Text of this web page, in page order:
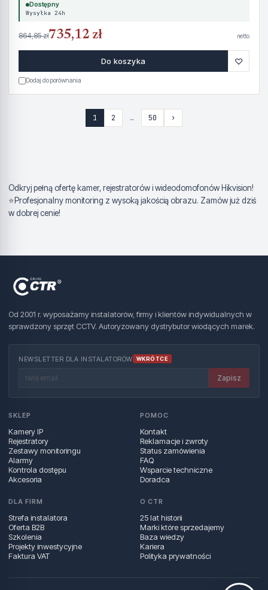
Dostępny
Wysyłka 24h
864,85 zł735,12 zł netto
Do koszyka ♡
Dodaj do porównania
1 2 … 50 ›
Odkryj pełną ofertę kamer, rejestratorów i wideodomofonów Hikvision!
⭐Profesjonalny monitoring z wysoką jakością obrazu. Zamów już dziś
w dobrej cenie!
Od 2001 r. wyposażamy instalatorów, firmy i klientów indywidualnych w
sprawdzony sprzęt CCTV. Autoryzowany dystrybutor wiodących marek.
NEWSLETTER DLA INSTALATORÓW WKRÓTCE
Zapisz
SKLEP
Kamery IP
Rejestratory
Zestawy monitoringu
Alarmy
Kontrola dostępu
Akcesoria
POMOC
Kontakt
Reklamacje i zwroty
Status zamówienia
FAQ
Wsparcie techniczne
Doradca
DLA FIRM
Strefa instalatora
Oferta B2B
Szkolenia
Projekty inwestycyjne
Faktura VAT
O CTR
25 lat historii
Marki które sprzedajemy
Baza wiedzy
Kariera
Polityka prywatności